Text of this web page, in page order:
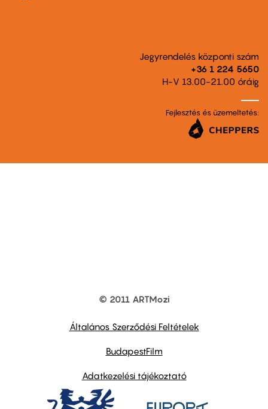
Jegyrendelés központi szám
+36 1 224 5650
H-V 13.00-21.00 óráig
Fejlesztés és üzemeltetés:
© 2011 ARTMozi
Általános Szerződési Feltételek
BudapestFilm
Adatkezelési tájékoztató